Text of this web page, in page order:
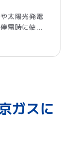
太陽光発電
電時に使い
切に選ぶこ
あった蓄電
ガスに